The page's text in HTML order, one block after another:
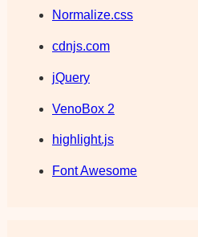
Normalize.css
cdnjs.com
jQuery
VenoBox 2
highlight.js
Font Awesome